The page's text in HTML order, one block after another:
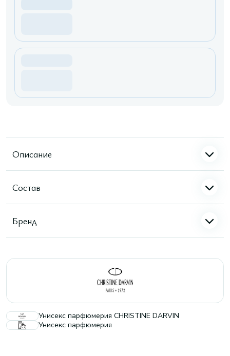
Описание
Состав
Бренд
Унисекс парфюмерия CHRISTINE DARVIN
Унисекс парфюмерия